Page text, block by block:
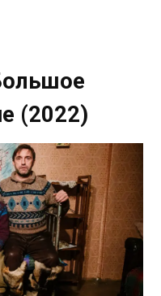
(2022)